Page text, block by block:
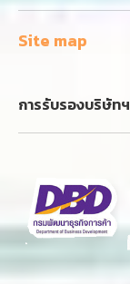
Site map
การรับรองบริษัทฯ